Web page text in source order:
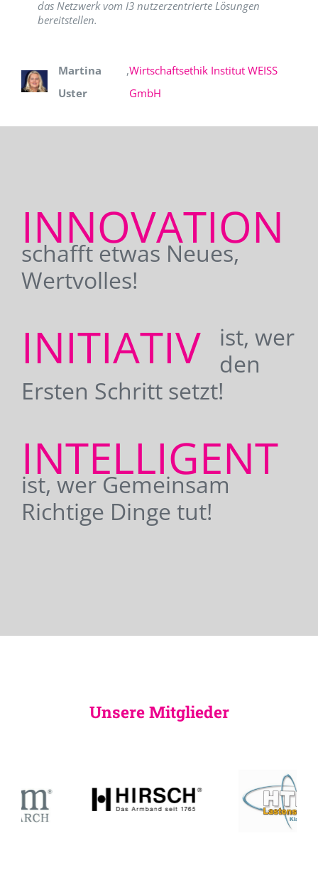
das Netzwerk vom I3 nutzerzentrierte Lösungen
bereitstellen.
Martina
Uster
,Wirtschaftsethik Institut WEISS
GmbH
INNOVATION
schafft etwas Neues,
Wertvolles!
INITIATIV
ist, wer
den
Ersten Schritt setzt!
INTELLIGENT
ist, wer Gemeinsam
Richtige Dinge tut!
Unsere Mitglieder